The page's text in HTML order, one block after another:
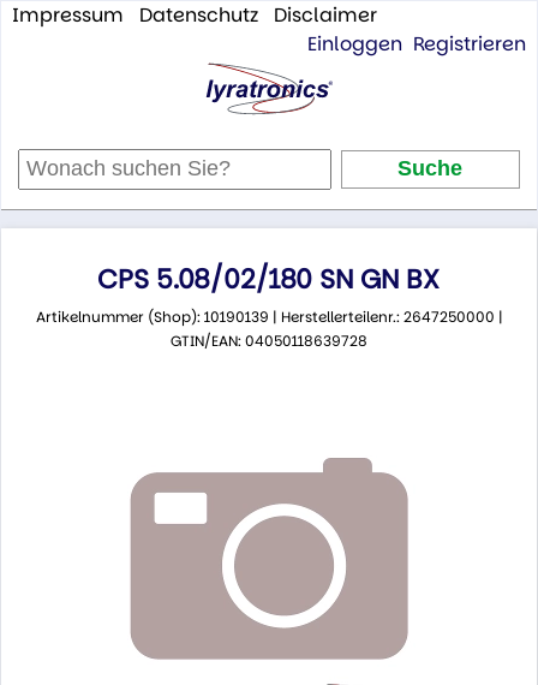
Impressum Datenschutz
Disclaimer
Einloggen Registrieren
CPS 5.08/02/180 SN GN BX
Artikelnummer (Shop): 10190139 | Herstellerteilenr.: 2647250000 |
GTIN/EAN: 04050118639728